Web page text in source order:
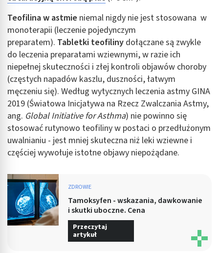
Teofilina w astmie niemal nigdy nie jest stosowana w
monoterapii (leczenie pojedynczym
preparatem). Tabletki teofiliny dołączane są zwykle
do leczenia preparatami wziewnymi, w razie ich
niepełnej skuteczności i złej kontroli objawów choroby
(częstych napadów kaszlu, duszności, łatwym
męczeniu się). Według wytycznych leczenia astmy GINA
2019 (Światowa Inicjatywa na Rzecz Zwalczania Astmy,
ang. Global Initiative for Asthma) nie powinno się
stosować rutynowo teofiliny w postaci o przedłużonym
uwalnianiu - jest mniej skuteczna niż leki wziewne i
częściej wywołuje istotne objawy niepożądane.
ZDROWIE
Tamoksyfen - wskazania, dawkowanie
i skutki uboczne. Cena
Przeczytaj
artykuł